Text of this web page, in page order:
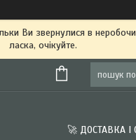
Ви звернулися в
ласка, очікуйте.
🚀 ДОСТАВКА І